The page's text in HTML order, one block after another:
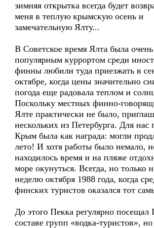
зимняя открытка всегда будет
меня в теплую крымскую осень и
замечательную Ялту...
В Советское время Ялта была очень
популярным куррортом среди
финны любили туда приезжать в
октябре, когда цены значительно
погода еще радовала теплом и
Поскольку местных финно-
Ялте практически не было,
нескольких из Петербурга. Для нас
Крым была как награда: могли
лето! И хотя работы было немало,
находилось время и на пляже
море окунуться. Всегда, но только
неделю октября 1988 года, когда
финских туристов оказался тот
До этого Пекка регулярно посещал
составе групп «водка-туристов»,